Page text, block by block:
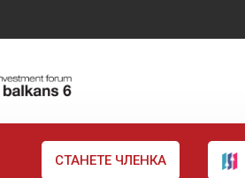
СТАНЕТЕ ЧЛЕНКА